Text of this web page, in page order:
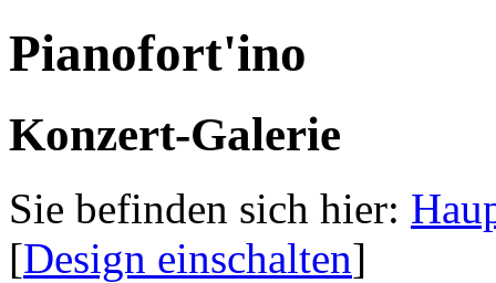
Pianofort'ino
Konzert-Galerie
Sie befinden sich hier:
[Design einschalten]